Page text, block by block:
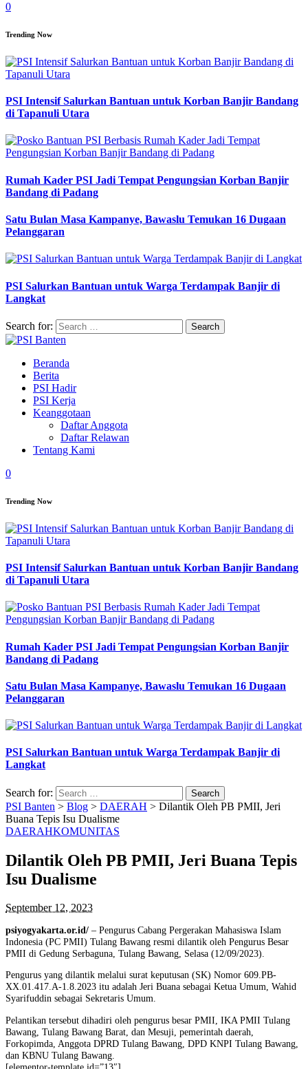
0
Trending Now
PSI Intensif Salurkan Bantuan untuk Korban Banjir Bandang
di Tapanuli Utara
Rumah Kader PSI Jadi Tempat Pengungsian Korban Banjir
Bandang di Padang
Satu Bulan Masa Kampanye, Bawaslu Temukan 16 Dugaan
Pelanggaran
PSI Salurkan Bantuan untuk Warga Terdampak Banjir di
Langkat
Search for:
Beranda
Berita
PSI Hadir
PSI Kerja
Keanggotaan
Daftar Anggota
Daftar Relawan
Tentang Kami
0
Trending Now
PSI Intensif Salurkan Bantuan untuk Korban Banjir Bandang
di Tapanuli Utara
Rumah Kader PSI Jadi Tempat Pengungsian Korban Banjir
Bandang di Padang
Satu Bulan Masa Kampanye, Bawaslu Temukan 16 Dugaan
Pelanggaran
PSI Salurkan Bantuan untuk Warga Terdampak Banjir di
Langkat
Search for:
PSI Banten > Blog > DAERAH > Dilantik Oleh PB PMII, Jeri
Buana Tepis Isu Dualisme
DAERAHKOMUNITAS
Dilantik Oleh PB PMII, Jeri Buana Tepis
Isu Dualisme
September 12, 2023
psiyogyakarta.or.id/ – Pengurus Cabang Pergerakan Mahasiswa Islam
Indonesia (PC PMII) Tulang Bawang resmi dilantik oleh Pengurus Besar
PMII di Gedung Serbaguna, Tulang Bawang, Selasa (12/09/2023).
Pengurus yang dilantik melalui surat keputusan (SK) Nomor 609.PB-
XX.01.417.A-1.8.2023 itu adalah Jeri Buana sebagai Ketua Umum, Wahid
Syarifuddin sebagai Sekretaris Umum.
Pelantikan tersebut dihadiri oleh pengurus besar PMII, IKA PMII Tulang
Bawang, Tulang Bawang Barat, dan Mesuji, pemerintah daerah,
Forkopimda, Anggota DPRD Tulang Bawang, DPD KNPI Tulang Bawang,
dan KBNU Tulang Bawang.
[elementor-template id=”13″]